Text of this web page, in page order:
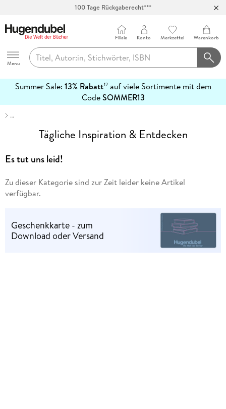
100 Tage Rückgaberecht***
Hugendubel
Menu
Filiale Konto Merkzettel Warenkorb
Summer Sale: 13% Rabatt12auf viele Sortimente mit dem
CodeSOMMER13
erfahren
…
Tägliche Inspiration & Entdecken
Es tut uns leid!
Zu dieser Kategorie sind zur Zeit leider keine Artikel
verfügbar.
Geschenkkarte - zum
Download oder Versand